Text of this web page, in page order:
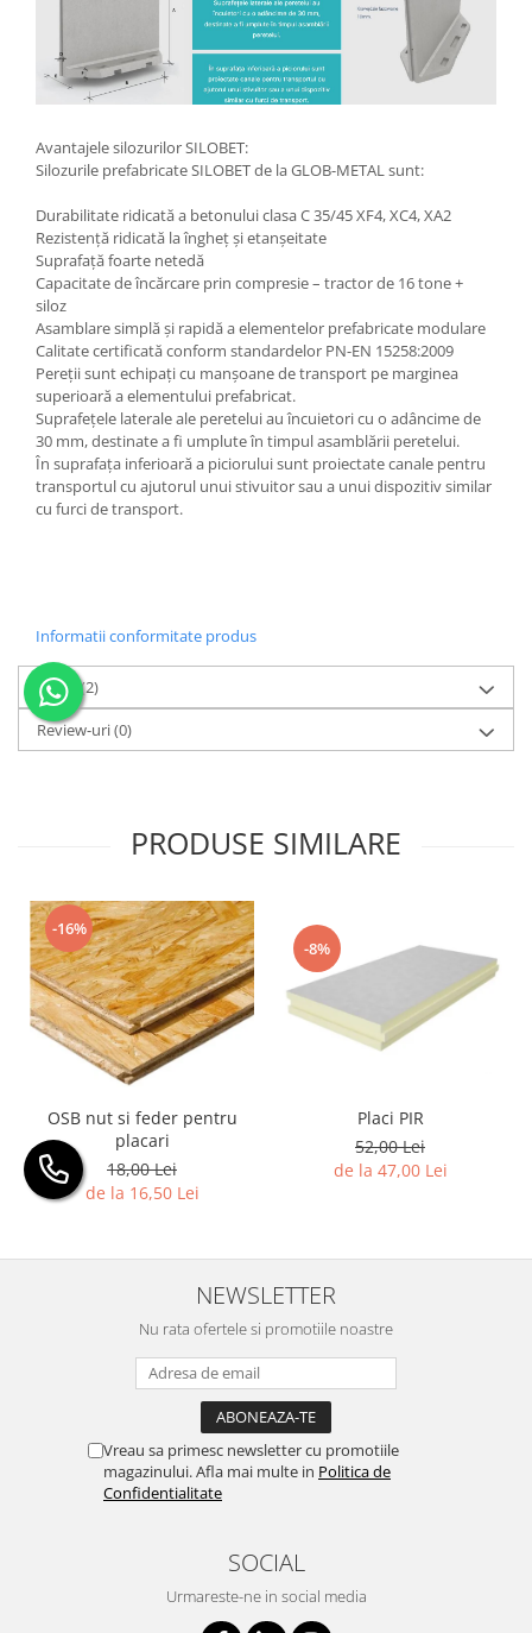
Avantajele silozurilor SILOBET:
Silozurile prefabricate SILOBET de la GLOB-METAL sunt:
Durabilitate ridicată a betonului clasa C 35/45 XF4, XC4, XA2
Rezistență ridicată la îngheț și etanșeitate
Suprafață foarte netedă
Capacitate de încărcare prin compresie – tractor de 16 tone +
siloz
Asamblare simplă și rapidă a elementelor prefabricate modulare
Calitate certificată conform standardelor PN-EN 15258:2009
Pereții sunt echipați cu manșoane de transport pe marginea
superioară a elementului prefabricat.
Suprafețele laterale ale peretelui au încuietori cu o adâncime de
30 mm, destinate a fi umplute în timpul asamblării peretelui.
În suprafața inferioară a piciorului sunt proiectate canale pentru
transportul cu ajutorul unui stivuitor sau a unui dispozitiv similar
cu furci de transport.
Informatii conformitate produs
Video (2)
Review-uri(0)
PRODUSE SIMILARE
-16%
OSB nut si feder pentru
placari
18,00 Lei
de la 16,50 Lei
-8%
Placi PIR
52,00 Lei
de la 47,00 Lei
NEWSLETTER
Nu rata ofertele si promotiile noastre
Vreau sa primesc newsletter cu promotiile
magazinului. Afla mai multe in Politica de
Confidentialitate
SOCIAL
Urmareste-ne in social media